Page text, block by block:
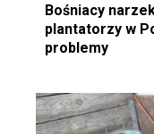
Bośniacy
plantatorzy w
problemy